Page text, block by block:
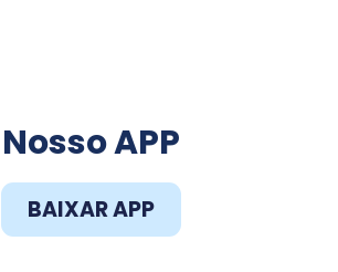
Nosso APP
BAIXAR APP